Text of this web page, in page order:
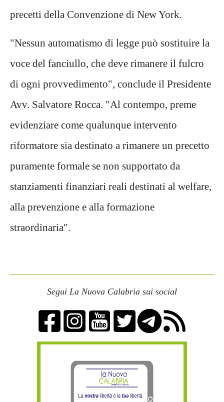
precetti della Convenzione di New York.
"Nessun automatismo di legge può sostituire la
voce del fanciullo, che deve rimanere il fulcro
di ogni provvedimento", conclude il Presidente
Avv. Salvatore Rocca. "Al contempo, preme
evidenziare come qualunque intervento
riformatore sia destinato a rimanere un precetto
puramente formale se non supportato da
stanziamenti finanziari reali destinati al welfare,
alla prevenzione e alla formazione
straordinaria".
Segui La Nuova Calabria sui social